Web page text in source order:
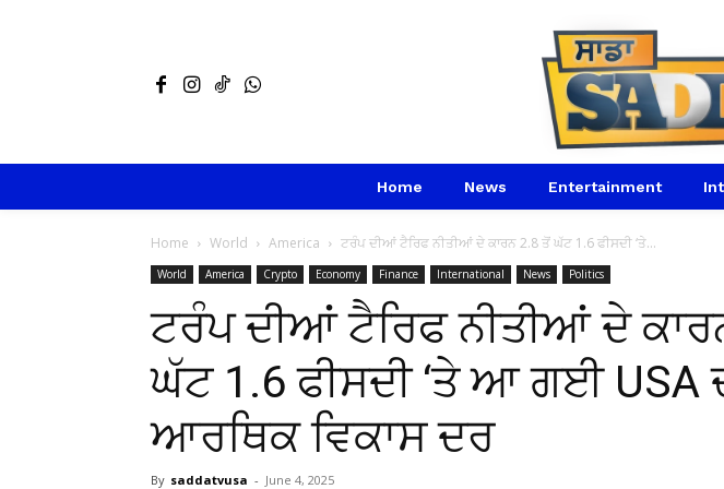
Home News Entertainment
Home World America ਟਰੰਪ ਦੀਆਂ ਟੈਰਿਫ ਨੀਤੀਆਂ ਦੇ ਕਾਰਨ 2.8 ਤੋਂ ਘੱਟ 1.6 ਫੀਸਦੀ ‘ਤੇ...
World America Crypto Economy Finance International News Politics
ਟਰੰਪ ਦੀਆਂ ਟੈਰਿਫ ਨੀਤੀਆਂ ਦੇ
ਘੱਟ 1.6 ਫੀਸਦੀ ‘ਤੇ ਆ ਗਈ USA
ਆਰਥਿਕ ਵਿਕਾਸ ਦਰ
By saddatvusa - June 4, 2025